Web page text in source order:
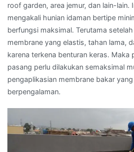
roof garden, area jemur, dan lain-lain.
mengakali hunian idaman bertipe
berfungsi maksimal. Terutama
membrane yang elastis, tahan lama,
karena terkena benturan keras. Maka
pasang perlu dilakukan semaksimal
pengaplikasian membrane bakar
berpengalaman.